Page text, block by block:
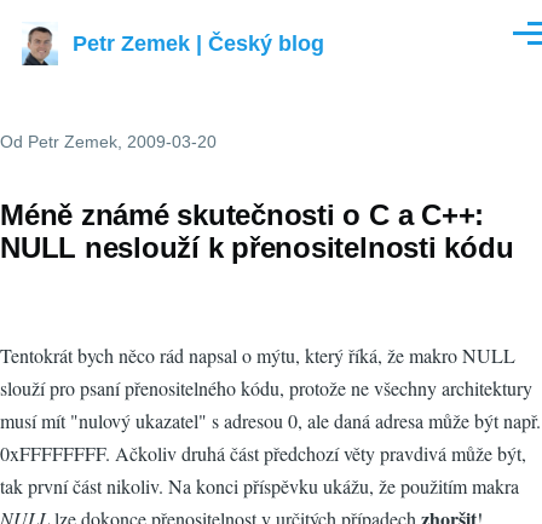
Petr Zemek | Český blog
Od Petr Zemek , 2009-03-20
Méně známé skutečnosti o C a C++:
NULL neslouží k přenositelnosti kódu
Tentokrát bych něco rád napsal o mýtu, který říká, že makro NULL
slouží pro psaní přenositelného kódu, protože ne všechny architektury
musí mít "nulový ukazatel" s adresou 0, ale daná adresa může být např.
0xFFFFFFFF. Ačkoliv druhá část předchozí věty pravdivá může být,
tak první část nikoliv. Na konci příspěvku ukážu, že použitím makra
NULLlze dokonce přenositelnost v určitých případech zhoršit!